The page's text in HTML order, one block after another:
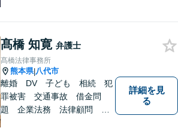
の人たちに紛争のない「平穏
な生活」を提供するという志
を持って日々の仕事に取り組
んでまいります。
髙橋 知寛 弁護士
髙橋法律事務所
熊本県|八代市
離婚 DV 子ども 相続 犯
罪被害 交通事故 借金問
題 企業法務 法律顧問
詳細を見
る